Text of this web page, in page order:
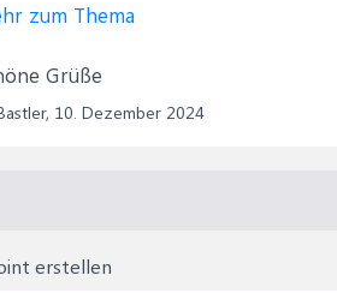
zum Thema
Grüße
10. Dezember 2024
erstellen